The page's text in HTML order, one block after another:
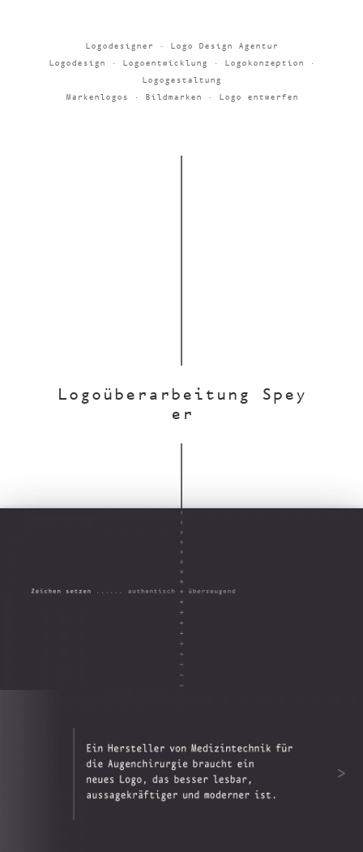
Logodesigner · Logo Design Agentur
Logodesign · Logoentwicklung · Logokonzeption ·
Logogestaltung
Markenlogos · Bildmarken · Logo entwerfen
Logoüberarbeitung Spey
er